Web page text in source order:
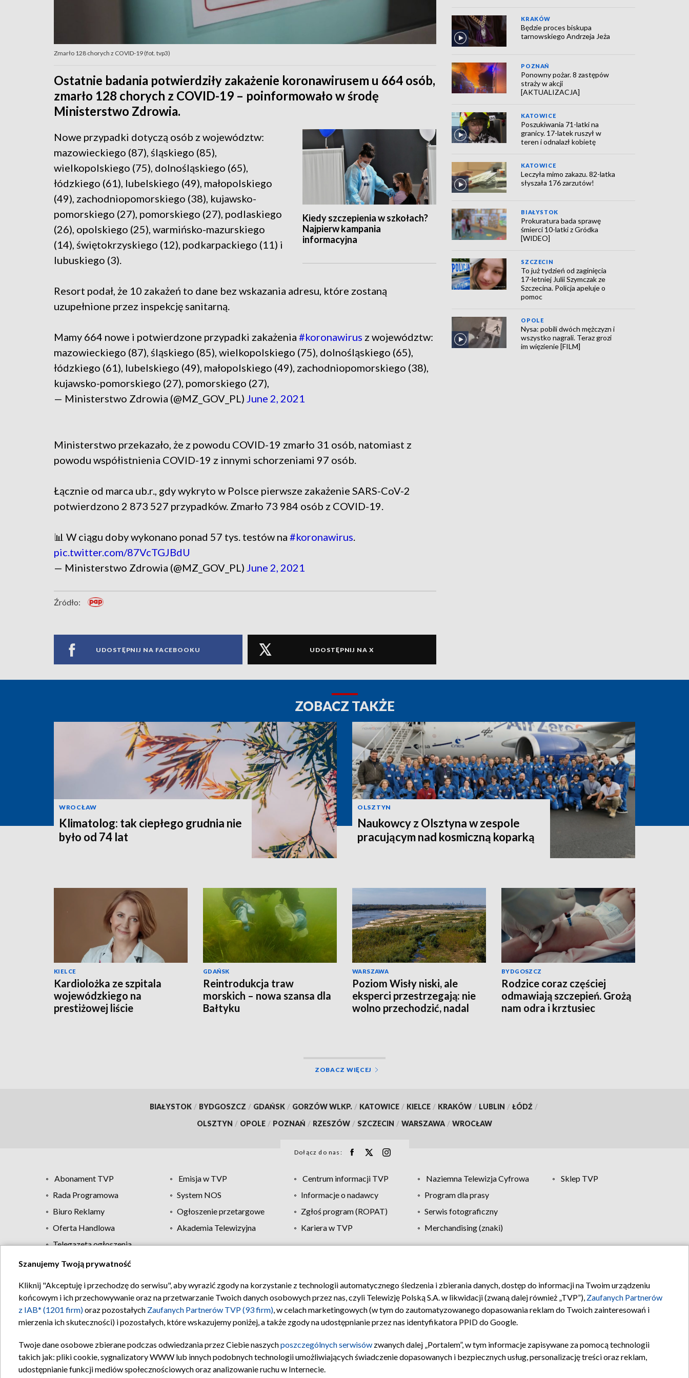
Zmarło 128 chorych z COVID-19 (fot. tvp3)
Ostatnie badania potwierdziły zakażenie koronawirusem u 664 osób,
zmarło 128 chorych z COVID-19 – poinformowało w środę
Ministerstwo Zdrowia.
Kiedy szczepienia w szkołach?
Najpierw kampania
informacyjna
Nowe przypadki dotyczą osób z województw:
mazowieckiego (87), śląskiego (85),
wielkopolskiego (75), dolnośląskiego (65),
łódzkiego (61), lubelskiego (49), małopolskiego
(49), zachodniopomorskiego (38), kujawsko-
pomorskiego (27), pomorskiego (27), podlaskiego
(26), opolskiego (25), warmińsko-mazurskiego
(14), świętokrzyskiego (12), podkarpackiego (11) i
lubuskiego (3).
Resort podał, że 10 zakażeń to dane bez wskazania adresu, które zostaną
uzupełnione przez inspekcję sanitarną.
Mamy 664 nowe i potwierdzone przypadki zakażenia #koronawirus z województw:
mazowieckiego (87), śląskiego (85), wielkopolskiego (75), dolnośląskiego (65),
łódzkiego (61), lubelskiego (49), małopolskiego (49), zachodniopomorskiego (38),
kujawsko-pomorskiego (27), pomorskiego (27),
— Ministerstwo Zdrowia (@MZ_GOV_PL) June 2, 2021
Ministerstwo przekazało, że z powodu COVID-19 zmarło 31 osób, natomiast z
powodu współistnienia COVID-19 z innymi schorzeniami 97 osób.
Łącznie od marca ub.r., gdy wykryto w Polsce pierwsze zakażenie SARS-CoV-2
potwierdzono 2 873 527 przypadków. Zmarło 73 984 osób z COVID-19.
📊 W ciągu doby wykonano ponad 57 tys. testów na #koronawirus.
pic.twitter.com/87VcTGJBdU
— Ministerstwo Zdrowia (@MZ_GOV_PL) June 2, 2021
Źródło:
UDOSTĘPNIJ NA FACEBOOKU UDOSTĘPNIJ NA X
KRAKÓW
Będzie proces biskupa
tarnowskiego Andrzeja Jeża
POZNAŃ
Ponowny pożar. 8 zastępów
straży w akcji
[AKTUALIZACJA]
KATOWICE
Poszukiwania 71-latki na
granicy. 17-latek ruszył w
teren i odnalazł kobietę
KATOWICE
Leczyła mimo zakazu. 82-latka
słyszała 176 zarzutów!
BIAŁYSTOK
Prokuratura bada sprawę
śmierci 10-latki z Gródka
[WIDEO]
SZCZECIN
To już tydzień od zaginięcia
17-letniej Julii Szymczak ze
Szczecina. Policja apeluje o
pomoc
OPOLE
Nysa: pobili dwóch mężczyzn i
wszystko nagrali. Teraz grozi
im więzienie [FILM]
ZOBACZ TAKŻE
WROCŁAW
Klimatolog: tak ciepłego grudnia nie
było od 74 lat
OLSZTYN
Naukowcy z Olsztyna w zespole
pracującym nad kosmiczną koparką
KIELCE
Kardiolożka ze szpitala
wojewódzkiego na
prestiżowej liście
GDAŃSK
Reintrodukcja traw
morskich – nowa szansa dla
Bałtyku
WARSZAWA
Poziom Wisły niski, ale
eksperci przestrzegają: nie
wolno przechodzić, nadal
BYDGOSZCZ
Rodzice coraz częściej
odmawiają szczepień. Grożą
nam odra i krztusiec
ZOBACZ WIĘCEJ
BIAŁYSTOK / BYDGOSZCZ / GDAŃSK / GORZÓW WLKP. / KATOWICE / KIELCE / KRAKÓW / LUBLIN / ŁÓDŹ /
OLSZTYN / OPOLE / POZNAŃ / RZESZÓW / SZCZECIN / WARSZAWA / WROCŁAW
Dołącz do nas:
Abonament TVP Emisja w TVP Centrum informacji TVP Naziemna Telewizja Cyfrowa
Sklep TVP
Rada Programowa
System NOS Informacje o nadawcy
Program dla prasy
Biuro Reklamy
Ogłoszenie przetargowe Zgłoś program (ROPAT)
Serwis fotograficzny
Oferta Handlowa
Akademia Telewizyjna Kariera w TVP
Merchandising (znaki)
Telegazeta ogłoszenia
Regulamin TVP Polityka prywatności Moje zgody Pomoc Biuro reklamy Kontakt
Szanujemy Twoją prywatność
Kliknij "Akceptuję i przechodzę do serwisu", aby wyrazić zgody na korzystanie z technologii automatycznego śledzenia i zbierania danych, dostęp do informacji na Twoim urządzeniu
końcowym i ich przechowywanie oraz na przetwarzanie Twoich danych osobowych przez nas, czyli Telewizję Polską S.A. w likwidacji (zwaną dalej również „TVP”), Zaufanych Partnerów
z IAB* (1201 firm)oraz pozostałych Zaufanych Partnerów TVP (93 firm), w celach marketingowych (w tym do zautomatyzowanego dopasowania reklam do Twoich zainteresowań i
mierzenia ich skuteczności) i pozostałych, które wskazujemy poniżej, a także zgody na udostępnianie przez nas identyfikatora PPID do Google.
Twoje dane osobowe zbierane podczas odwiedzania przez Ciebie naszychposzczególnych serwisów zwanych dalej „Portalem”, w tym informacje zapisywane za pomocą technologii
takich jak: pliki cookie, sygnalizatory WWW lub innych podobnych technologii umożliwiających świadczenie dopasowanych i bezpiecznych usług, personalizację treści oraz reklam,
udostępnianie funkcji mediów społecznościowych oraz analizowanie ruchu w Internecie.